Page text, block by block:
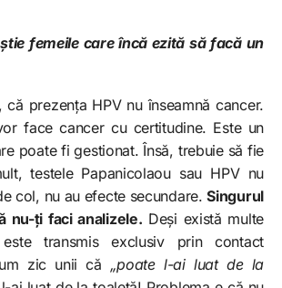
femeile care încă ezită să facă un
prezența HPV nu înseamnă cancer.
face cancer cu certitudine. Este un
poate fi gestionat. Însă, trebuie să fie
testele Papanicolaou sau HPV nu
col, nu au efecte secundare.Singurul
nu-ți faci analizele. Deși există multe
transmis exclusiv prin contact
zic unii că „poate l-ai luat de la